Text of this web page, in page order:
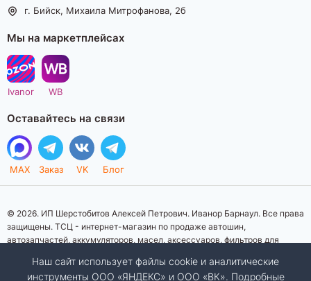
г. Бийск, Михаила Митрофанова, 2б
Мы на маркетплейсах
Ivanor WB
Оставайтесь на связи
MAX Заказ VK Блог
© 2026. ИП Шерстобитов Алексей Петрович. Иванор Барнаул. Все права
защищены. ТСЦ - интернет-магазин по продаже автошин,
автозапчастей, аккумуляторов, масел, аксессуаров, фильтров для
информационный характер. Представленная информация о товарах, их
стоимости, характеристик, фото, наличия на складе ни при каких
Наш сайт использует файлы cookie и аналитические
инструменты ООО «ЯНДЕКС» и ООО «ВК». Подробные